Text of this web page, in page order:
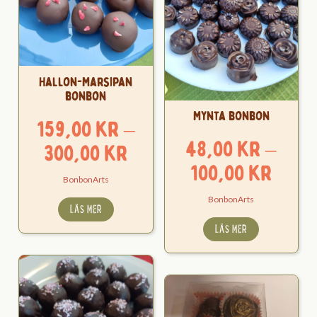
Hallon-Marsipan
bonbon
159,00kr–
300,00kr Prisintervall:
159,00 kr
300,00 kr
BonbonArts
LÄS MER
Mynta bonbon
48,00kr –
100,00kr
BonbonArts
LÄS MER